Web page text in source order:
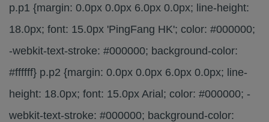
p.p1 {margin: 0.0px 0.0px 6.0px 0.0px; line-height:
18.0px; font: 15.0px 'PingFang HK'; color: #000000;
-webkit-text-stroke: #000000; background-color:
#ffffff} p.p2 {margin: 0.0px 0.0px 6.0px 0.0px; line-
height: 18.0px; font: 15.0px Arial; color: #000000; -
webkit-text-stroke: #000000; background-color: